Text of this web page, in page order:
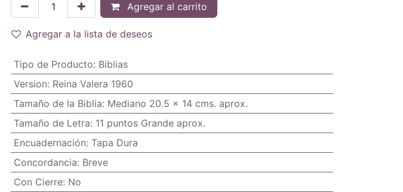
Agregar al carrito
Agregar a la lista de deseos
Tipo de Producto: Biblias
Version: Reina Valera 1960
Tamaño de la Biblia: Mediano 20.5 x 14 cms. aprox.
Tamaño de Letra: 11 puntos Grande aprox.
Encuadernación: Tapa Dura
Concordancia: Breve
Con Cierre: No